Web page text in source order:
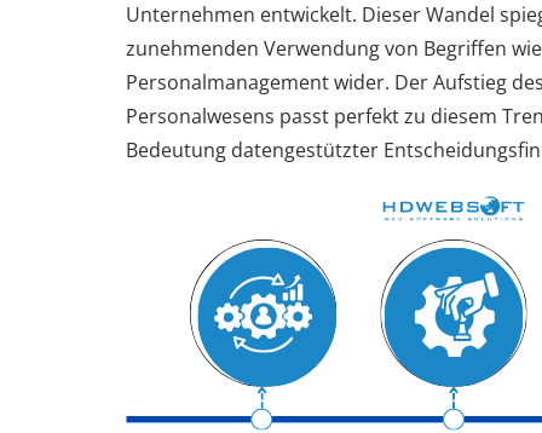
Unternehmen entwickelt. Dieser Wandel
zunehmenden Verwendung von Begriffen
Personalmanagement wider. Der Aufstieg
Personalwesens passt perfekt zu diesem
Bedeutung datengestützter